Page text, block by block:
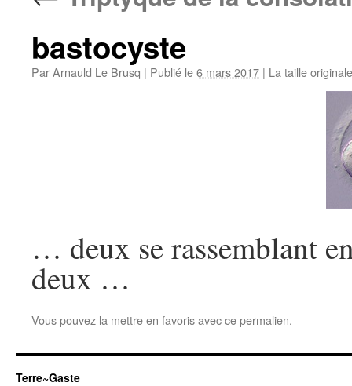
bastocyste
ParArnauld Le Brusq | Publié le6 mars 2017 | La taille
… deux se rassemblant
deux …
Vous pouvez la mettre en favoris avecce permalien.
Terre~Gaste